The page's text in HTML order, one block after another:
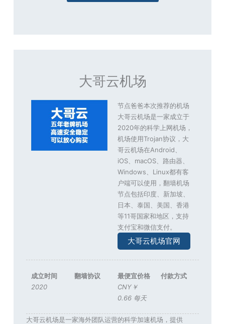
大哥云机场
节点爸爸本次推荐的机场
大哥云机场是一家成立于
2020年的科学上网机场，
机场使用Trojan协议，大
哥云机场在Android、
iOS、macOS、路由器、
Windows、Linux都有客
户端可以使用，翻墙机场
节点包括印度、新加坡、
日本、泰国、美国、香港
等11哥国家和地区，支持
支付宝和微信支付。
大哥云机场官网
成立时间
2020
翻墙协议
最便宜价格
CNY￥
0.66 每天
付款方式
大哥云机场是一家海外团队运营的科学加速机场，提供